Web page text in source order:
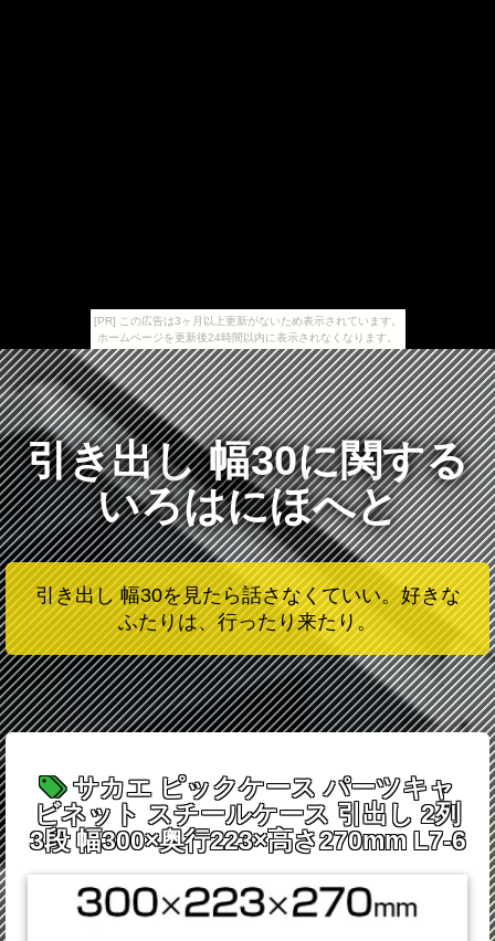
[PR] この広告は3ヶ月以上更新がないため表示されています。
ホームページを更新後24時間以内に表示されなくなります。
引き出し 幅30に関する
いろはにほへと
引き出し 幅30を見たら話さなくていい。好きな
ふたりは、行ったり来たり。
サカエ ピックケース パーツキャ
ビネット スチールケース 引出し 2列
3段 幅300×奥行223×高さ270mm L7-6